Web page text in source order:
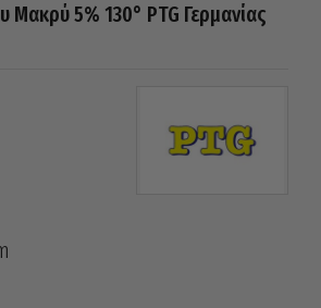
Μακρύ 5% 130° PTG Γερμανίας